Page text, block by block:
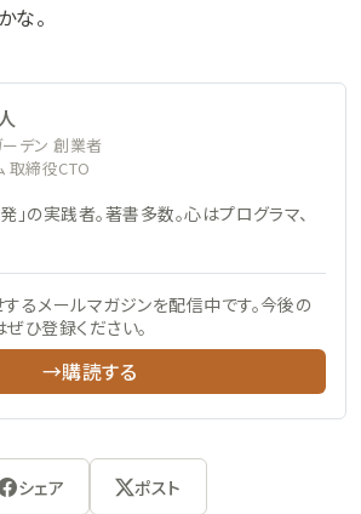
な。
ーデン 創業者
取締役CTO
」の実践者。著書多数。心はプログラマ、
るメールマガジンを配信中です。今後の
ひ登録ください。
→購読する
シェア ポスト